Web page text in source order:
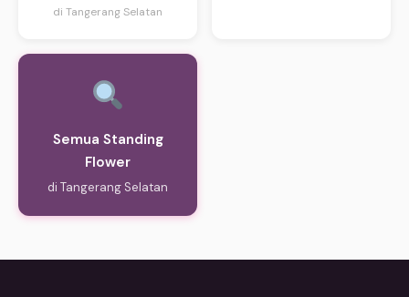
di Tangerang Selatan
Semua Standing
Flower
di Tangerang Selatan